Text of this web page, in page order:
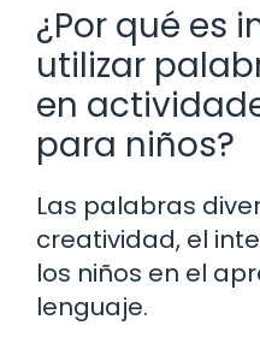
¿Por qué es
utilizar
en
para niños?
Las palabras
creatividad, el
los niños en el
lenguaje.